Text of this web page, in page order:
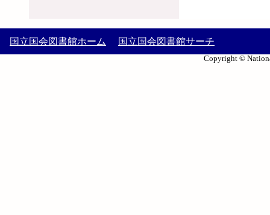
国立国会図書館ホーム 国立国会図書館サーチ
Copyright ©